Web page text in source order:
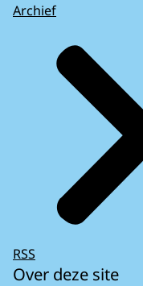
Archief
RSS
Over deze site